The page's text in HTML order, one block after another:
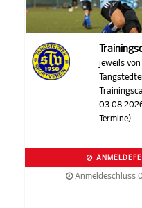
jeweils
Termine)
Anmeldeschluss